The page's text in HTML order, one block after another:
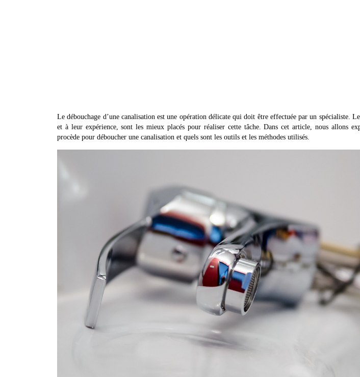
Le débouchage d’une canalisation est une opération délicate qui doit être effectuée par un spécialiste.
et à leur expérience, sont les mieux placés pour réaliser cette tâche. Dans cet article, nous allons
procède pour déboucher une canalisation et quels sont les outils et les méthodes utilisés.